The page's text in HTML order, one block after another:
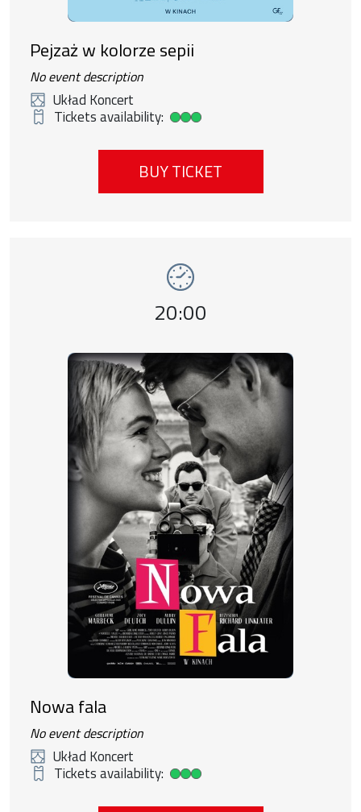
Pejzaż w kolorze sepii
No event description
Układ Koncert
Tickets availability:
High ticket availability
BUY TICKET
Event time,
20:00
Nowa fala
No event description
Układ Koncert
Tickets availability:
High ticket availability